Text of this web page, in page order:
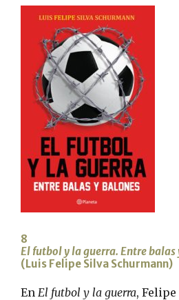
8
El futbol y la guerra. Entre balas
(Luis Felipe Silva Schurmann)
En El futbol y la guerra,